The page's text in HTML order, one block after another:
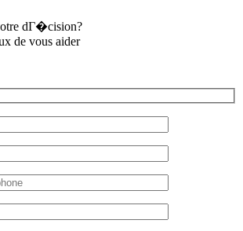
dГ�cision?
de vous aider